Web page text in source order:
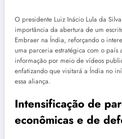
O presidente Luiz Inácio Lula da
importância da abertura de um
Embraer na Índia, reforçando o
uma parceria estratégica com o país
informação por meio de vídeos
enfatizando que visitará a Índia no
essa aliança.
Intensificação de
econômicas e de